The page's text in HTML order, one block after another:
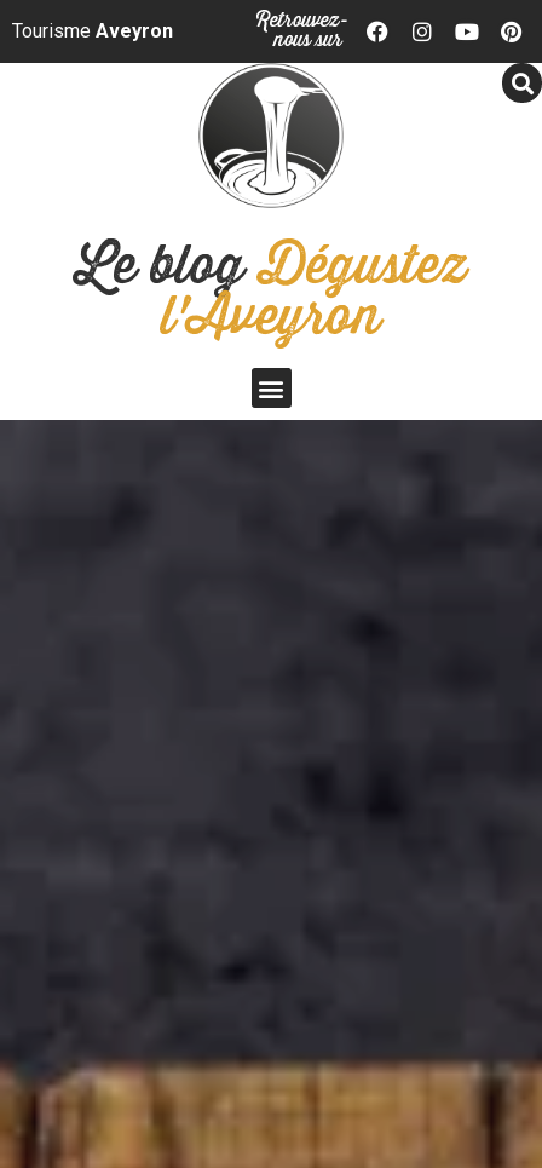
Panneau de gestion des cookies
Tourisme Aveyron Retrouvez-
nous sur
Le blogDégustez
l'Aveyron